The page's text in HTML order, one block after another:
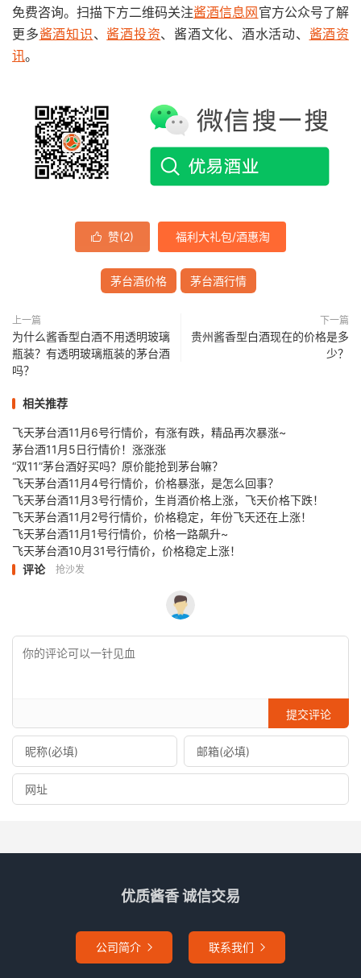
免费咨询。扫描下方二维码关注酱酒信息网 官方公众号了解
更多酱酒知识、 酱酒投资、酱酒文化、酒水活动、 酱酒资
讯。
 赞(2) 福利大礼包/酒惠淘
茅台酒价格 茅台酒行情
上一篇
为什么酱香型白酒不用透明玻璃
瓶装？有透明玻璃瓶装的茅台酒
吗？
下一篇
贵州酱香型白酒现在的价格是多
少？
相关推荐
飞天茅台酒11月6号行情价，有涨有跌，精品再次暴涨~
茅台酒11月5日行情价！涨涨涨
“双11”茅台酒好买吗？原价能抢到茅台嘛？
飞天茅台酒11月4号行情价，价格暴涨，是怎么回事？
飞天茅台酒11月3号行情价，生肖酒价格上涨，飞天价格下跌！
飞天茅台酒11月2号行情价，价格稳定，年份飞天还在上涨！
飞天茅台酒11月1号行情价，价格一路飙升~
飞天茅台酒10月31号行情价，价格稳定上涨！
评论
抢沙发
提交评论
优质酱香 诚信交易
公司简介  联系我们 